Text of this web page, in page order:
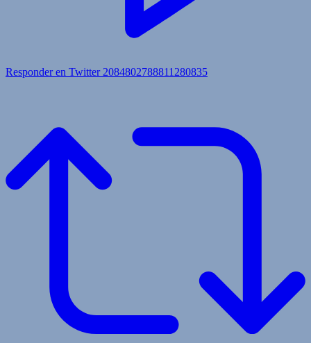
Responder en Twitter 2084802788811280835